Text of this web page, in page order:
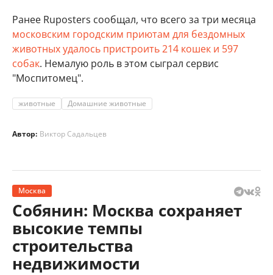
Ранее Ruposters сообщал, что всего за три месяца
московским городским приютам для бездомных
животных удалось пристроить 214 кошек и 597
собак. Немалую роль в этом сыграл сервис
"Моспитомец".
животные Домашние животные
Автор: Виктор Садальцев
Москва
Собянин: Москва сохраняет
высокие темпы
строительства
недвижимости